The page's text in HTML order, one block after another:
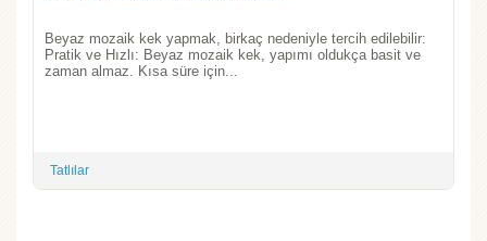
Beyaz mozaik kek yapmak, birkaç nedeniyle tercih edilebilir:
Pratik ve Hızlı: Beyaz mozaik kek, yapımı oldukça basit ve
zaman almaz. Kısa süre için...
Tatlılar